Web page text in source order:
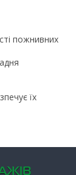
пожнивних
їх